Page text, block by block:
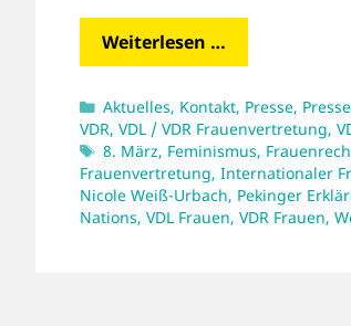
Weiterlesen …
Kategorien
Aktuelles, Kontakt, Presse,
VDR, VDL / VDR Frauenvertretung,
Schlagwörter
8. März, Feminismus,
Frauenvertretung, Internationaler
Nicole Weiß-Urbach, Pekinger
Nations, VDL Frauen, VDR Frauen,